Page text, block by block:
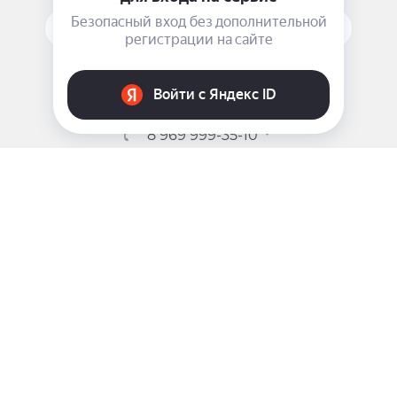
поверхность кожи лица послемолочка Rinales Milk
ПОДПИСАТЬСЯ НА РАССЫЛКУ
ЗАДАТЬ ВОПРОС
8 969 999-35-10